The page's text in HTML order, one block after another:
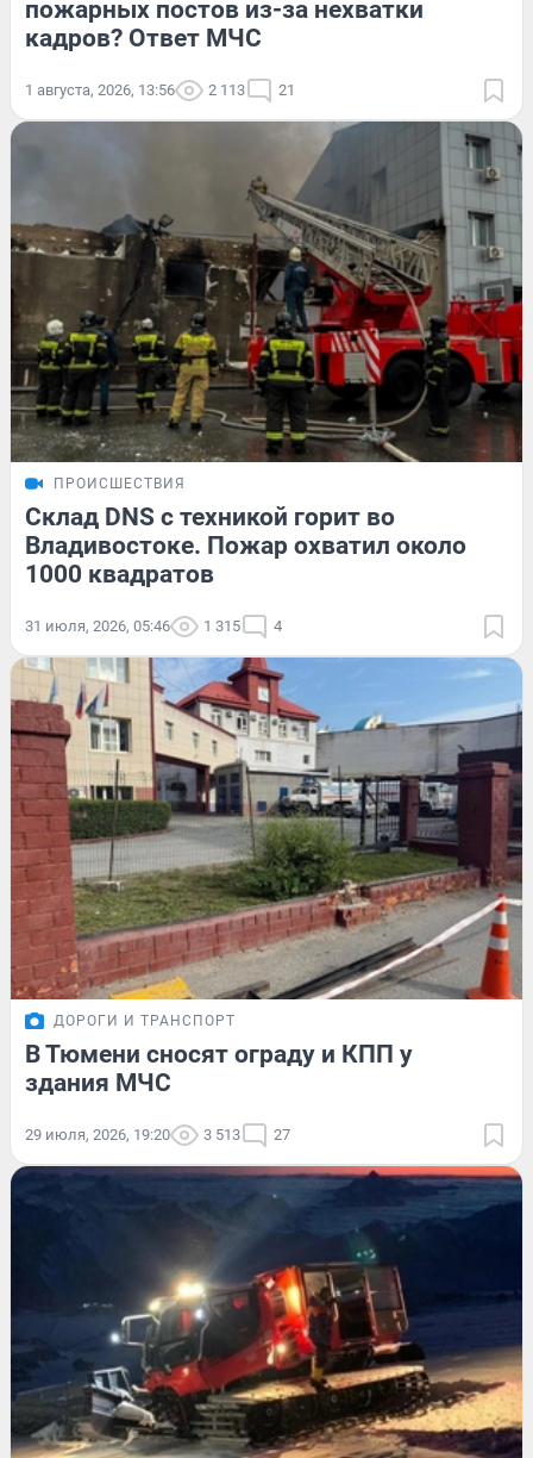
пожарных постов из-за нехватки
кадров? Ответ МЧС
1 августа, 2026, 13:56 2 113 21
ПРОИСШЕСТВИЯ
Склад DNS с техникой горит во
Владивостоке. Пожар охватил около
1000 квадратов
31 июля, 2026, 05:46 1 315 4
ДОРОГИ И ТРАНСПОРТ
В Тюмени сносят ограду и КПП у
здания МЧС
29 июля, 2026, 19:20 3 513 27